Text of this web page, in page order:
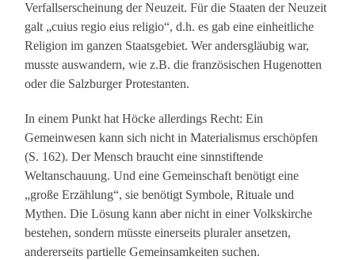
Verfallserscheinung der Neuzeit. Für die Staaten der Neuzeit
galt „cuius regio eius religio“, d.h. es gab eine einheitliche
Religion im ganzen Staatsgebiet. Wer andersgläubig war,
musste auswandern, wie z.B. die französischen Hugenotten
oder die Salzburger Protestanten.
In einem Punkt hat Höcke allerdings Recht: Ein
Gemeinwesen kann sich nicht in Materialismus erschöpfen
(S. 162). Der Mensch braucht eine sinnstiftende
Weltanschauung. Und eine Gemeinschaft benötigt eine
„große Erzählung“, sie benötigt Symbole, Rituale und
Mythen. Die Lösung kann aber nicht in einer Volkskirche
bestehen, sondern müsste einerseits pluraler ansetzen,
andererseits partielle Gemeinsamkeiten suchen.